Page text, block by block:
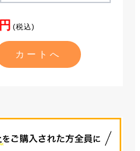
(税込)